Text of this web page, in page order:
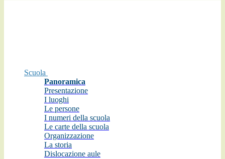
Scuola
Panoramica
Presentazione
I luoghi
Le persone
I numeri della scuola
Le carte della scuola
Organizzazione
La storia
Dislocazione aule